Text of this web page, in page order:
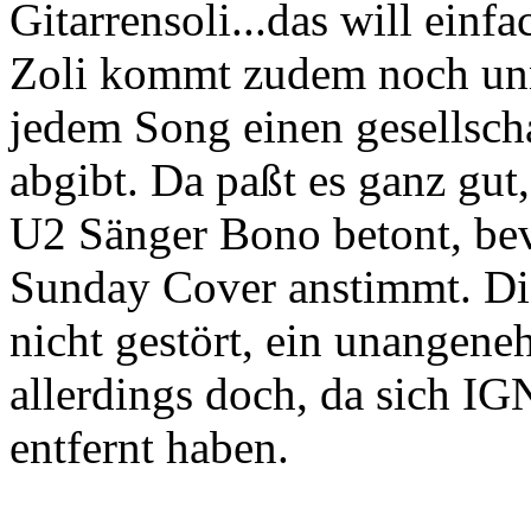
Gitarrensoli...das will
Zoli kommt zudem noch
jedem Song einen
abgibt. Da paßt es ganz
U2 Sänger Bono betont,
Sunday Cover anstimmt.
nicht gestört, ein
allerdings doch, da sich
entfernt haben.